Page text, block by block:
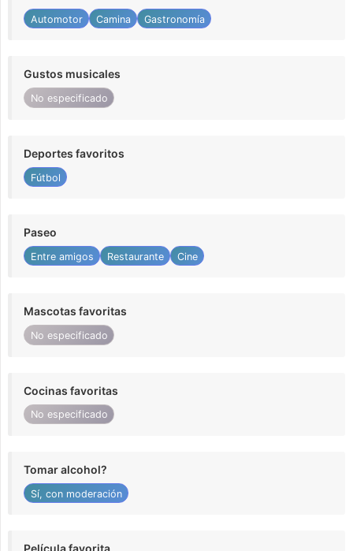
Automotor Camina Gastronomía
Gustos musicales
No especificado
Deportes favoritos
Fútbol
Paseo
Entre amigos Restaurante Cine
Mascotas favoritas
No especificado
Cocinas favoritas
No especificado
Tomar alcohol?
Sí, con moderación